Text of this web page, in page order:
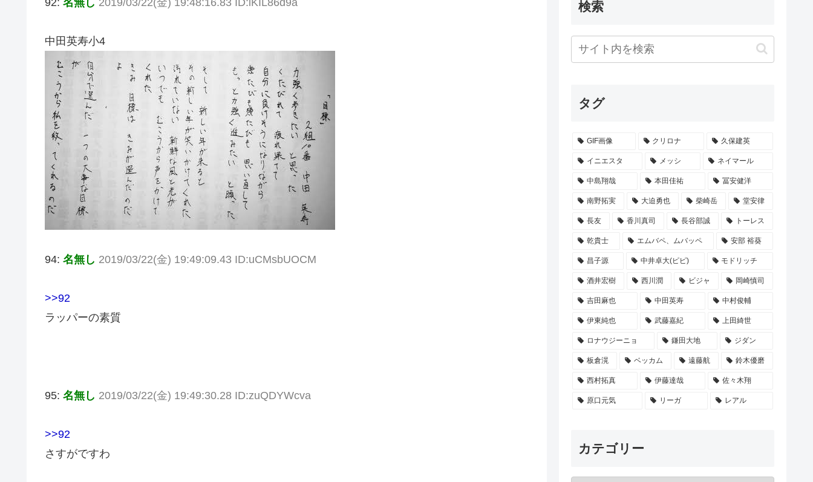
中田英寿小4
94: 名無し 2019/03/22(金) 19:49:09.43 ID:uCMsbUOCM
>>92
ラッパーの素質
95: 名無し 2019/03/22(金) 19:49:30.28 ID:zuQDYWcva
>>92
さすがですわ
検索
タグ
GIF画像 クリロナ 久保建英
イニエスタ メッシ ネイマール
中島翔哉 本田佳祐 冨安健洋
南野拓実 大迫勇也 柴崎岳 堂安律
長友 香川真司 長谷部誠 トーレス
乾貴士 エムバペ、ムバッペ 安部 裕葵
昌子源 中井卓大(ピピ) モドリッチ
酒井宏樹 西川潤 ビジャ 岡崎慎司
吉田麻也 中田英寿 中村俊輔
伊東純也 武藤嘉紀 上田綺世
ロナウジーニョ 鎌田大地 ジダン
板倉滉 ベッカム 遠藤航 鈴木優磨
西村拓真 伊藤達哉 佐々木翔
原口元気 リーガ レアル
カテゴリー